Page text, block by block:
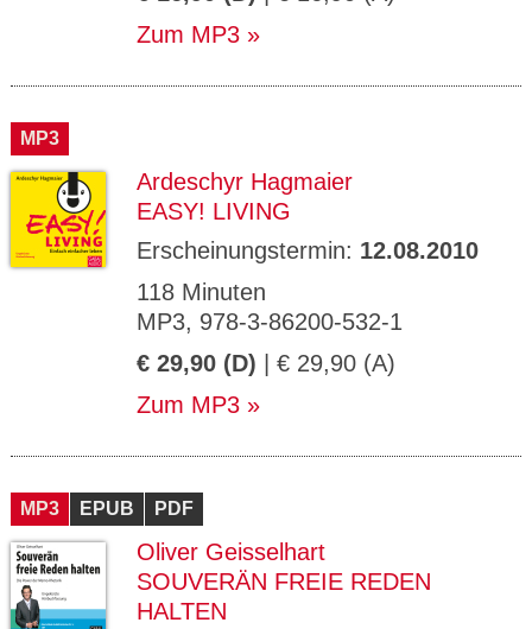
Zum MP3
MP3
Ardeschyr Hagmaier
EASY! LIVING
Erscheinungstermin: 12.08.2010
118 Minuten
MP3, 978-3-86200-532-1
€ 29,90 (D) | € 29,90 (A)
Zum MP3
MP3 EPUB PDF
Oliver Geisselhart
SOUVERÄN FREIE REDEN
HALTEN